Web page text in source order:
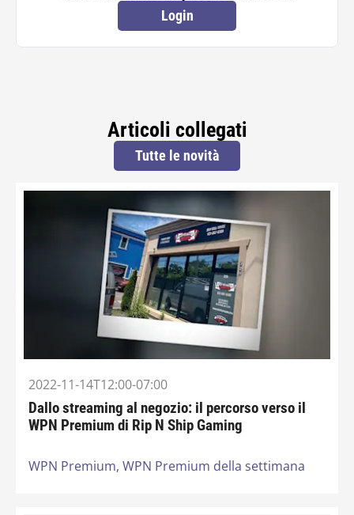
Login
Articoli collegati
Tutte le novità
2022-11-14T12:00-07:00
Dallo streaming al negozio: il percorso verso il
WPN Premium di Rip N Ship Gaming
WPN Premium, WPN Premium della settimana